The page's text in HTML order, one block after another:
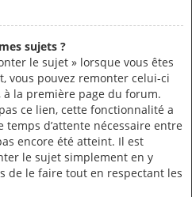
sujets ?
le sujet » lorsque vous êtes
vous pouvez remonter celui-ci
la première page du forum.
ce lien, cette fonctionnalité a
d’attente nécessaire entre
encore été atteint. Il est
le sujet simplement en y
de le faire tout en respectant les